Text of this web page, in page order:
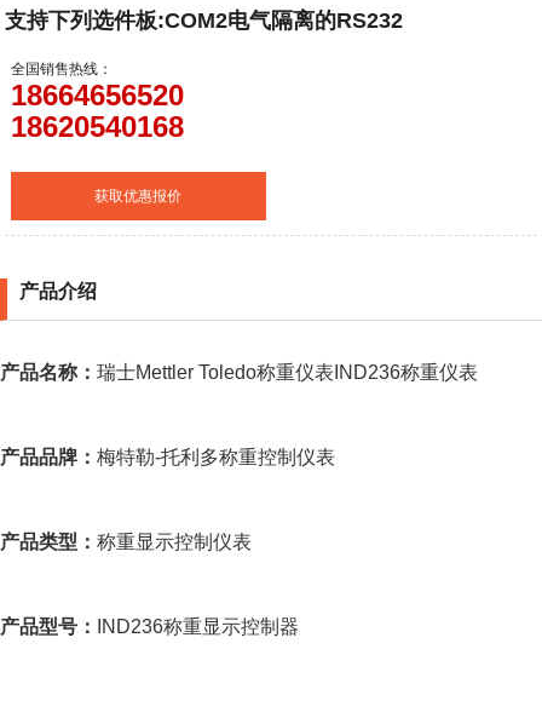
支持下列选件板:COM2电气隔离的RS232
全国销售热线：
18664656520
18620540168
获取优惠报价
产品介绍
产品名称： 瑞士Mettler Toledo称重仪表IND236称重仪表
产品品牌： 梅特勒-托利多称重控制仪表
产品类型： 称重显示控制仪表
产品型号： IND236称重显示控制器